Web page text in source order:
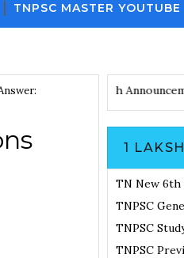
TNPSC MASTER YOUTUBE
Affairs Updates with
1
TN New 6th
TNPSC
TNPSC
TNPSC